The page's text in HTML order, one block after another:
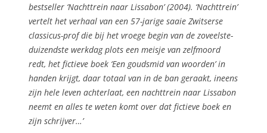
bestseller ‘Nachttrein naar Lissabon’ (2004). ‘Nachttrein’
vertelt het verhaal van een 57-jarige saaie Zwitserse
classicus-prof die bij het vroege begin van de zoveelste-
duizendste werkdag plots een meisje van zelfmoord
redt, het fictieve boek ‘Een goudsmid van woorden’ in
handen krijgt, daar totaal van in de ban geraakt, ineens
zijn hele leven achterlaat, een nachttrein naar Lissabon
neemt en alles te weten komt over dat fictieve boek en
zijn schrijver…’